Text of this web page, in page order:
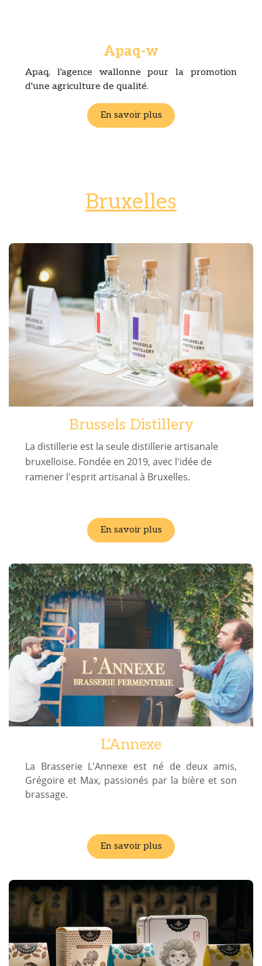
Apaq-w
Apaq, l'agence wallonne pour la promotion
d'une agriculture de qualité.
En savoir plus
Bruxelles
Brussels Distillery
La distillerie est la seule distillerie artisanale
bruxelloise. Fondée en 2019, avec l'idée de
ramener l'esprit artisanal à Bruxelles.
En savoir plus
L'Annexe
La Brasserie L'Annexe est né de deux amis,
Grégoire et Max, passionés par la bière et son
brassage.
En savoir plus